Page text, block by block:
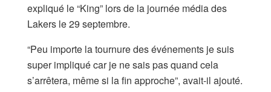
expliqué le “King” lors de la journée média des
Lakers le 29 septembre.
“Peu importe la tournure des événements je suis
super impliqué car je ne sais pas quand cela
s’arrêtera, même si la fin approche”, avait-il ajouté.